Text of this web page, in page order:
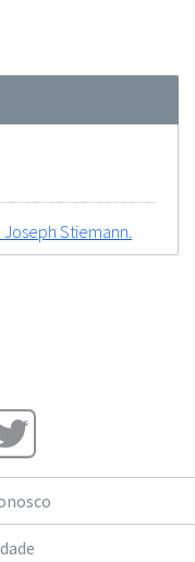
Stiemann.